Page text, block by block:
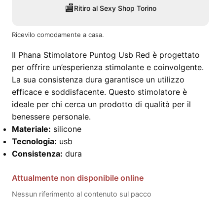
🏬Ritiro al Sexy Shop Torino
Ricevilo comodamente a casa.
Il Phana Stimolatore Puntog Usb Red è progettato
per offrire un’esperienza stimolante e coinvolgente.
La sua consistenza dura garantisce un utilizzo
efficace e soddisfacente. Questo stimolatore è
ideale per chi cerca un prodotto di qualità per il
benessere personale.
Materiale: silicone
Tecnologia: usb
Consistenza: dura
Attualmente non disponibile online
Nessun riferimento al contenuto sul pacco